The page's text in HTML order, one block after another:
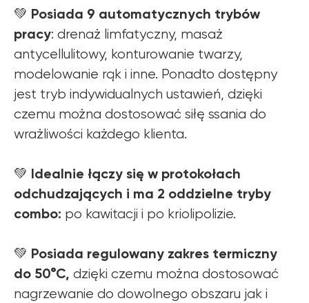
💚 Posiada 9 automatycznych trybów
pracy: drenaż limfatyczny, masaż
antycellulitowy, konturowanie twarzy,
modelowanie rąk i inne. Ponadto dostępny
jest tryb indywidualnych ustawień, dzięki
czemu można dostosować siłę ssania do
wrażliwości każdego klienta.
💚 Idealnie łączy się w protokołach
odchudzających i ma 2 oddzielne tryby
combo: po kawitacji i po kriolipolizie.
💚 Posiada regulowany zakres termiczny
do 50°C, dzięki czemu można dostosować
nagrzewanie do dowolnego obszaru jak i